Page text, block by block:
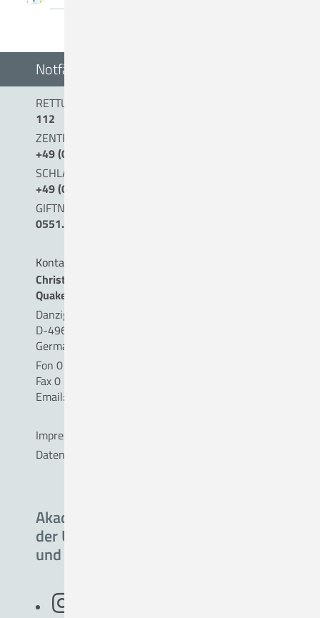
Notfälle
RETTUNGSDIENST/NOTARZT
112
ZENTRALE NOTAUFNAHME (0 BIS 24 UHR)
+49 (0) 54 31 . 15 - 0
SCHLAGANFALLTELEFON
+49 (0) 5431. 15 45 15
GIFTNOTRUF
0551.19240
Kontakt
Christliches Krankenhaus
Quakenbrück gemeinnützige GmbH
Danziger Straße 2
D-49610 Quakenbrück
Germany
Fon 0 54 31 . 15 - 0
Fax 0 54 31 . 15 - 18 09
Email:
Impressum
Datenschutz
Akademisches Lehrkrankenhaus
der Universität Oldenburg
und Medical School Groningen